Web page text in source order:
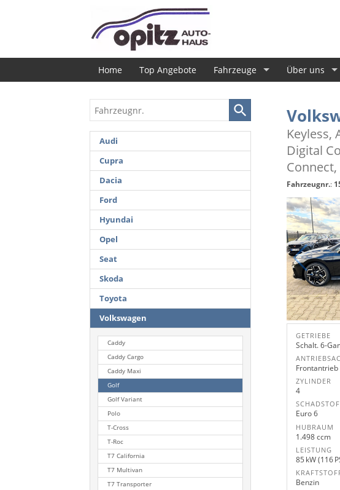
Home Top Angebote Fahrzeuge Über uns
Keyless,
Digital
Fahrzeugnr.:
GETRIEBE
Schalt. 6-
Frontantrieb
ZYLINDER
4
Euro 6
HUBRAUM
1.498 ccm
LEISTUNG
85 kW (116
Benzin
Fahrzeugnr.
Audi
Cupra
Dacia
Ford
Hyundai
Opel
Seat
Skoda
Toyota
Volkswagen
Caddy
Caddy Cargo
Caddy Maxi
Golf
Golf Variant
Polo
T-Cross
T-Roc
T7 California
T7 Multivan
T7 Transporter